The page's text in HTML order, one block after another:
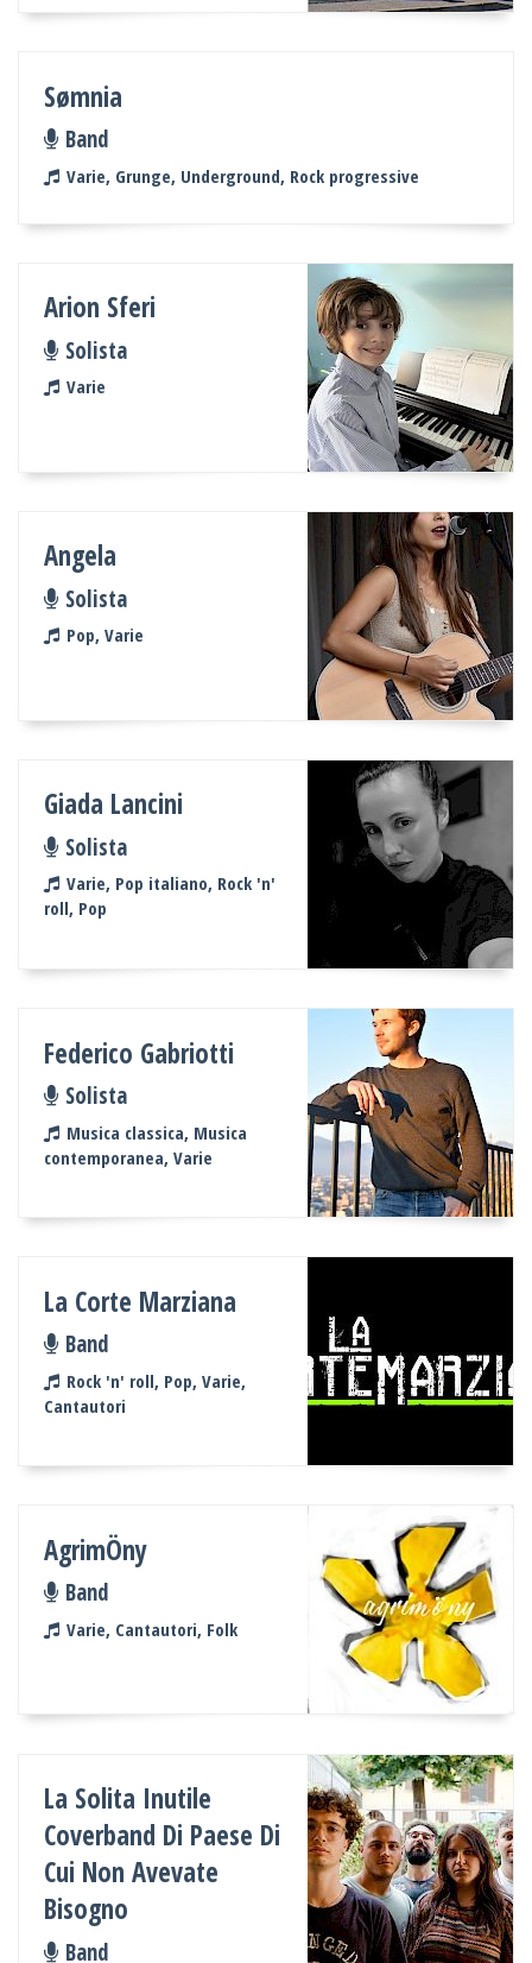
Sømnia
Band
Varie, Grunge, Underground, Rock progressive
Arion Sferi
Solista
Varie
Angela
Solista
Pop, Varie
Giada Lancini
Solista
Varie, Pop italiano, Rock 'n'
roll, Pop
Federico Gabriotti
Solista
Musica classica, Musica
contemporanea, Varie
La Corte Marziana
Band
Rock 'n' roll, Pop, Varie,
Cantautori
AgrimÖny
Band
Varie, Cantautori, Folk
La Solita Inutile
Coverband Di Paese Di
Cui Non Avevate
Bisogno
Band